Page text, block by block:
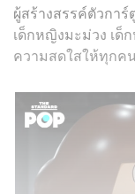
ผู้สร้างสรรค์ตัวกา
เด็กหญิงมะม่วง เด็
ความสดใสให้ทุกค